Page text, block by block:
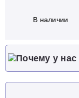
В наличии